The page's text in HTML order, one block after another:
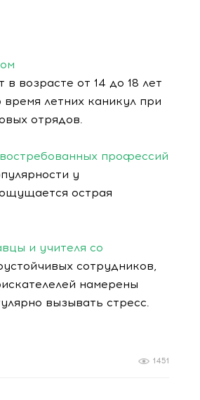
возрасте от 14 до 18 лет
летних каникул при
отрядов.
профессий
у
острая
и учителя со
сотрудников,
намерены
вызывать стресс.
1451